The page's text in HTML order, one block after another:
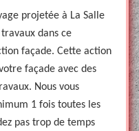
projetée à La Salle
dans ce
façade. Cette action
façade avec des
Nous vous
1 fois toutes les
pas trop de temps